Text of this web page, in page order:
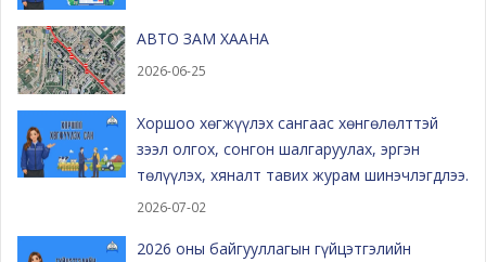
АВТО ЗАМ ХААНА
2026-06-25
Хоршоо хөгжүүлэх сангаас хөнгөлөлттэй
зээл олгох, сонгон шалгаруулах, эргэн
төлүүлэх, хяналт тавих журам шинэчлэгдлээ.
2026-07-02
2026 оны байгууллагын гүйцэтгэлийн